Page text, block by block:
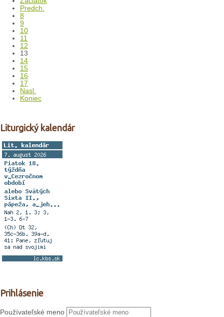
Predch.
8
9
10
11
12
13
14
15
16
17
Nasl.
Koniec
Liturgický kalendár
Prihlásenie
Používateľské meno